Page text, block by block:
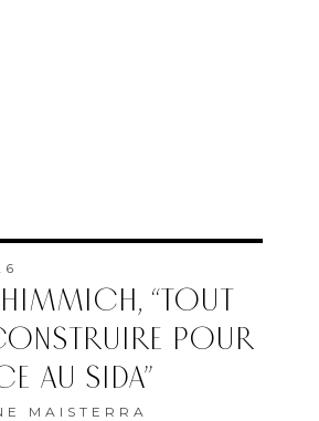
“TOUT
POUR
AU SIDA”
MAISTERRA